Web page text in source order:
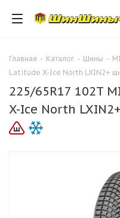
Главная - Каталог - Шины -
Latitude X-Ice North LXIN2+
225/65R17 102T
X-Ice North